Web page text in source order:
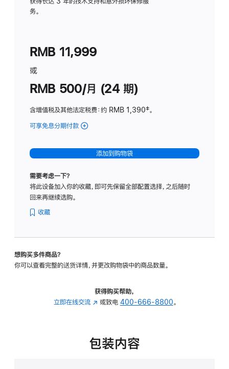
务。
RMB 11,999
或
RMB 500/月 (24 期)
含增值税及其他法定税费：约 RMB 1,390脚
‡。
可享免息分期付款 (Studio
-
标
璃
转
的
添加到购物袋
需要考虑一下？
将此设备加入你的收藏，即可先保留全部配置选择，之后随时
回来再继续选购。
收藏
想购买多件商品？
你可以查看完整的送货详情，并更改购物袋中的商品数量。
获得购买帮助，
立即在线交流 (在
中
或致电 400-666-8800。
包装内容